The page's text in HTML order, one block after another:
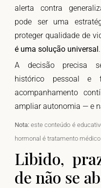
alerta contra
pode ser uma
proteger qualidade de
é uma solução universal.
A decisão precisa
histórico pessoal e
acompanhamento
ampliar autonomia — e
Nota: este conteúdo é
hormonal é tratamento
Libido,
de não se